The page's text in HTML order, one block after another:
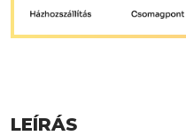
LEÍRÁS